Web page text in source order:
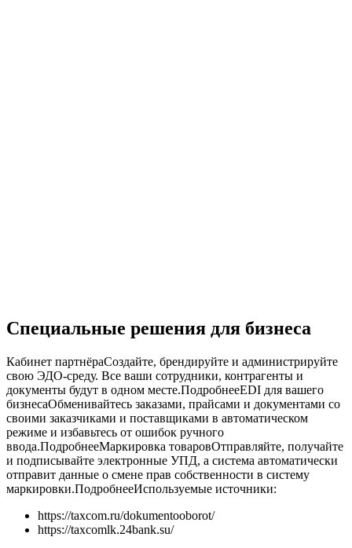
Специальные решения для бизнеса
Кабинет партнёраСоздайте, брендируйте и администрируйте
свою ЭДО-среду. Все ваши сотрудники, контрагенты и
документы будут в одном месте.ПодробнееEDI для вашего
бизнесаОбменивайтесь заказами, прайсами и документами со
своими заказчиками и поставщиками в автоматическом
режиме и избавьтесь от ошибок ручного
ввода.ПодробнееМаркировка товаровОтправляйте, получайте
и подписывайте электронные УПД, а система автоматически
отправит данные о смене прав собственности в систему
маркировки.ПодробнееИспользуемые источники:
https://taxcom.ru/dokumentooborot/
https://taxcomlk.24bank.su/